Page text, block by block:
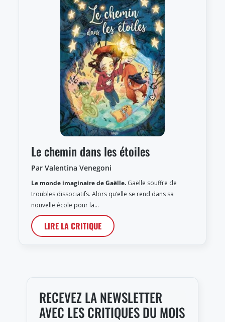
Le chemin dans les étoiles
Par Valentina Venegoni
Le monde imaginaire de Gaëlle. Gaëlle souffre de
troubles dissociatifs. Alors qu’elle se rend dans sa
nouvelle école pour la…
LIRE LA CRITIQUE
RECEVEZ LA NEWSLETTER
AVEC LES CRITIQUES DU MOIS